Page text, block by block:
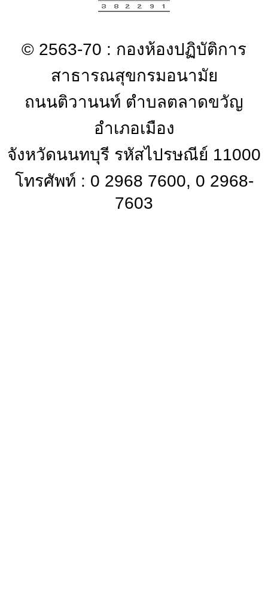
© 2563-70 : กองห้องปฏิบัติการ
สาธารณสุขกรมอนามัย
ถนนติวานนท์ ตำบลตลาดขวัญ
อำเภอเมือง
จังหวัดนนทบุรี รหัสไปรษณีย์ 11000
โทรศัพท์ : 0 2968 7600, 0 2968-
7603